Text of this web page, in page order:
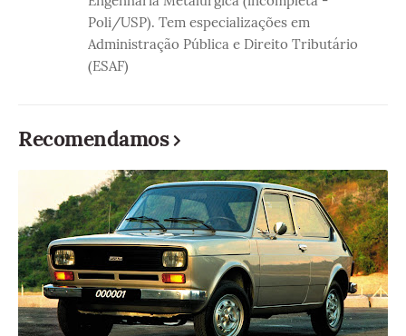
Poli/USP). Tem especializações em
Administração Pública e Direito Tributário
(ESAF)
Recomendamos